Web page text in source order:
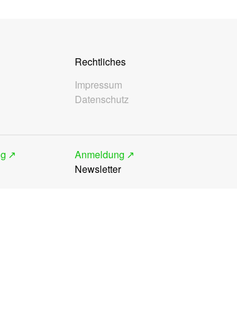
Rechtliches
Impressum
Datenschutz
Anmeldung
Newsletter